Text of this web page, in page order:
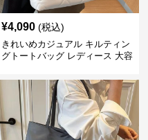
¥4,090 (税込)
きれいめカジュアル キルティン
グトートバッグ レディース 大容
ゃれ 通勤・通学 シンプル